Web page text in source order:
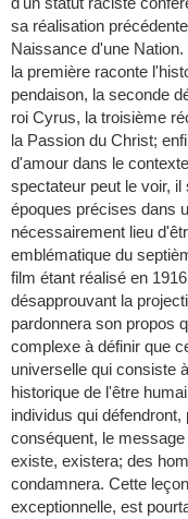
sa réalisation
Naissance d'une
la première raconte
pendaison, la seconde
roi Cyrus, la troisième
la Passion du Christ;
d'amour dans le
spectateur peut le voir,
époques précises dans
nécessairement lieu
emblématique du
film étant réalisé en
désapprouvant la
pardonnera son propos
complexe à définir que
universelle qui consiste
historique de l'être
individus qui
conséquent, le
existe, existera; des
condamnera. Cette
exceptionnelle, est